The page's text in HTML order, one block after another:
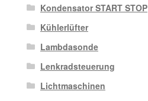
Kondensator START STOP
Kühlerlüfter
Lambdasonde
Lenkradsteuerung
Lichtmaschinen